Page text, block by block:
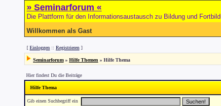
» Seminarforum «
Die Plattform für den Informationsaustausch zu Bildung und
Willkommen als Gast
[ Einloggen :: Registrieren ]
Seminarforum » Hilfe Themen » Hilfe Thema
Hier findest Du die Beiträge
Hilfe Thema
Gib einen Suchbegriff ein